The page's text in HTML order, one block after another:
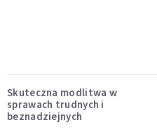
Skuteczna modlitwa w
sprawach trudnych i
beznadziejnych